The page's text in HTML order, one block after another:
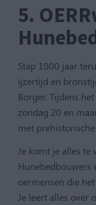
5.
Stap 1000 jaar
ijzertijd en
Borger. Tijdens
zondag 20 en
met
Je komt je alles te
Hunebedbouwers
oermensen die
Je leert alles over